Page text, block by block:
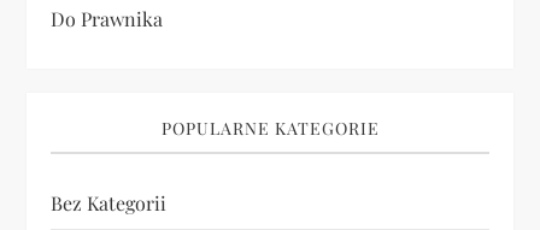
Do Prawnika
POPULARNE KATEGORIE
Bez Kategorii